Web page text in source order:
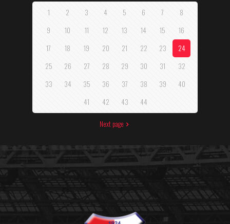
1 2 3 4 5 6 7
8
9
10 11 12 13 14 15
16
17
18 19 20 21 22 23
24
25
26 27 28 29 30 31
32
33
34 35 36 37 38 39
40
41
42 43 44
Next page